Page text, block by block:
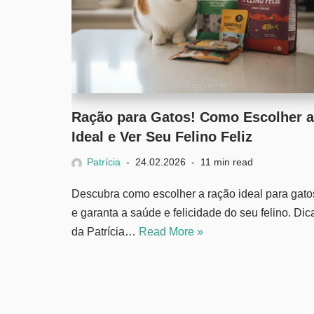
Ração para Gatos! Como Escolher a
Ideal e Ver Seu Felino Feliz
Patrícia 24.02.2026 11 min read
Descubra como escolher a ração ideal para
e garanta a saúde e felicidade do seu felino.
da Patrícia… Read More »